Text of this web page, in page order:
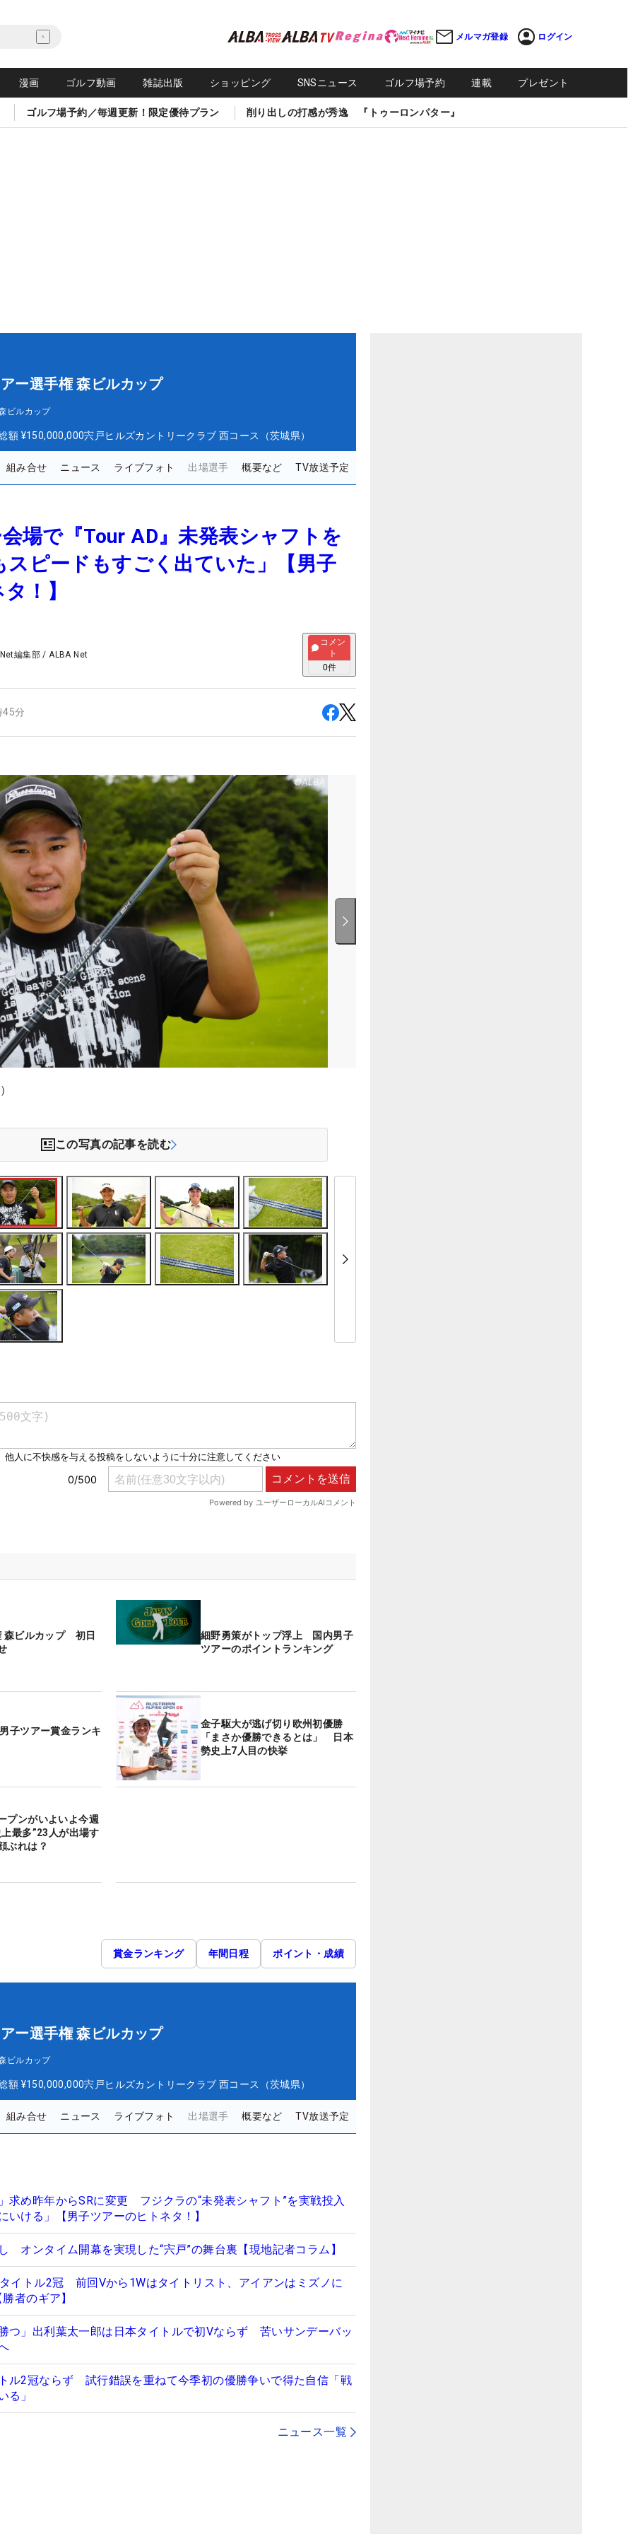
メルマガ登録 ログイン
漫画 ゴルフ動画 雑誌出版 ショッピング SNSニュース ゴルフ場予約 連載 プレゼント
ゴルフ場予約／毎週更新！限定優待プラン 削り出しの打感が秀逸 『トゥーロンパター』
ー選手権 森ビルカップ
ビルカップ
額 ¥150,000,000宍戸ヒルズカントリークラブ 西コース（茨城県）
組み合せ ニュース ライブフォト 出場選手 概要など TV放送予定
場で『Tour AD』未発表シャフトを
スピードもすごく出ていた」【男子
！】
編集部 /ALBA Net
コメン
ト
0件
45分
この写真の記事を読む
森ビルカップ 初日
細野勇策がトップ浮上 国内男子
ツアーのポイントランキング
子ツアー賞金ランキ
金子駆大が逃げ切り欧州初優勝
「まさか優勝できるとは」 日本
勢史上7人目の快挙
プンがいよいよ今週
最多”23人が出場す
ぶれは？
賞金ランキング 年間日程 ポイント・成績
ー選手権 森ビルカップ
ビルカップ
額 ¥150,000,000宍戸ヒルズカントリークラブ 西コース（茨城県）
組み合せ ニュース ライブフォト 出場選手 概要など TV放送予定
求め昨年からSRに変更 フジクラの“未発表シャフト”を実戦投入
いける」【男子ツアーのヒトネタ！】
オンタイム開幕を実現した“宍戸”の舞台裏【現地記者コラム】
イトル2冠 前回Vから1Wはタイトリスト、アイアンはミズノに
者のギア】
つ」出利葉太一郎は日本タイトルで初Vならず 苦いサンデーバッ
ル2冠ならず 試行錯誤を重ねて今季初の優勝争いで得た自信「戦
る」
ニュース一覧